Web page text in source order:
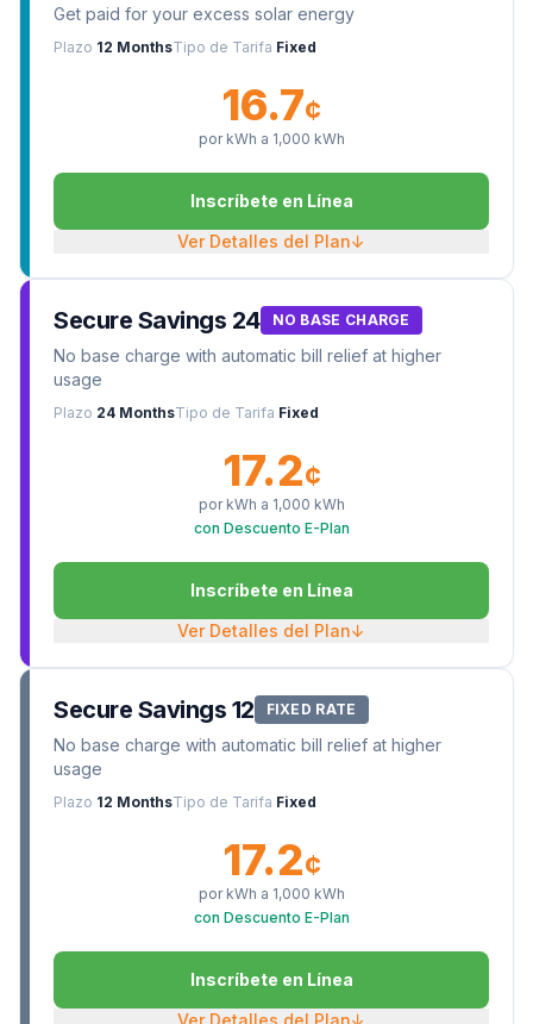
Get paid for your excess solar energy
Plazo 12 MonthsTipo de Tarifa Fixed
16.7¢
por kWh a 1,000 kWh
Inscríbete en Línea
Ver Detalles del Plan↓
Secure Savings 24 NO BASE CHARGE
No base charge with automatic bill relief at higher
usage
Plazo 24 MonthsTipo de Tarifa Fixed
17.2¢
por kWh a 1,000 kWh
con Descuento E-Plan
Inscríbete en Línea
Ver Detalles del Plan↓
Secure Savings 12 FIXED RATE
No base charge with automatic bill relief at higher
usage
Plazo 12 MonthsTipo de Tarifa Fixed
17.2¢
por kWh a 1,000 kWh
con Descuento E-Plan
Inscríbete en Línea